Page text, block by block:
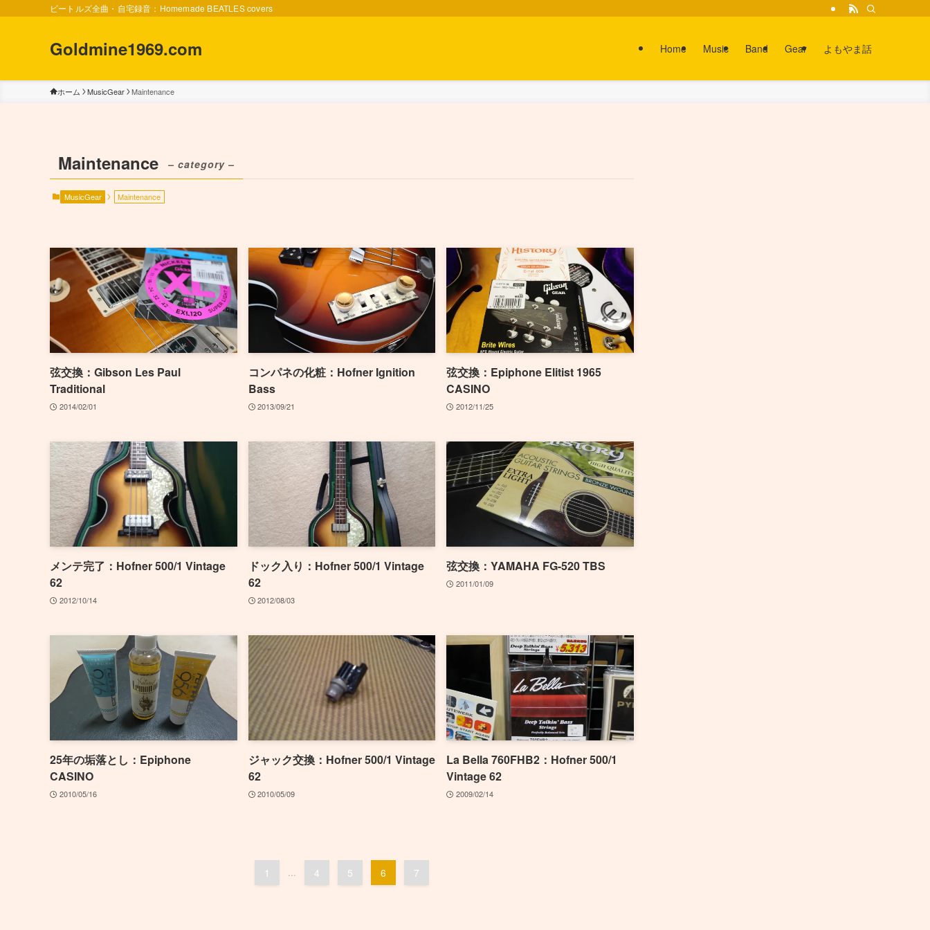
ビートルズ全曲・自宅録音：Homemade BEATLES covers
Goldmine1969.com Home Music Band Gear よもやま話
ホーム MusicGear Maintenance
Maintenance – category –
MusicGear Maintenance
弦交換：Gibson Les Paul
Traditional
2014/02/01
コンパネの化粧：Hofner Ignition
Bass
2013/09/21
弦交換：Epiphone Elitist 1965
CASINO
2012/11/25
メンテ完了：Hofner 500/1 Vintage
62
2012/10/14
ドック入り：Hofner 500/1 Vintage
62
2012/08/03
弦交換：YAMAHA FG-520 TBS
2011/01/09
25年の垢落とし：Epiphone
CASINO
2010/05/16
ジャック交換：Hofner 500/1 Vintage
62
2010/05/09
La Bella 760FHB2：Hofner 500/1
Vintage 62
2009/02/14
1 ... 4 5 6 7